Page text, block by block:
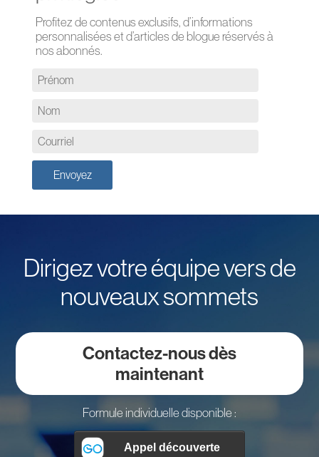
Profitez de contenus exclusifs, d’informations
personnalisées et d’articles de blogue réservés à
nos abonnés.
Dirigez votre équipe vers de
nouveaux sommets
Contactez-nous dès
maintenant
Formule individuelle disponible :